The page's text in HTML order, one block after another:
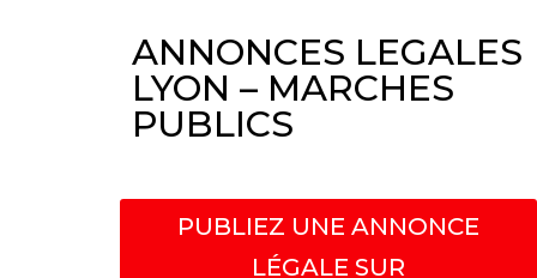
ANNONCES LEGALES
LYON – MARCHES
PUBLICS
PUBLIEZ UNE ANNONCE
LÉGALE SUR